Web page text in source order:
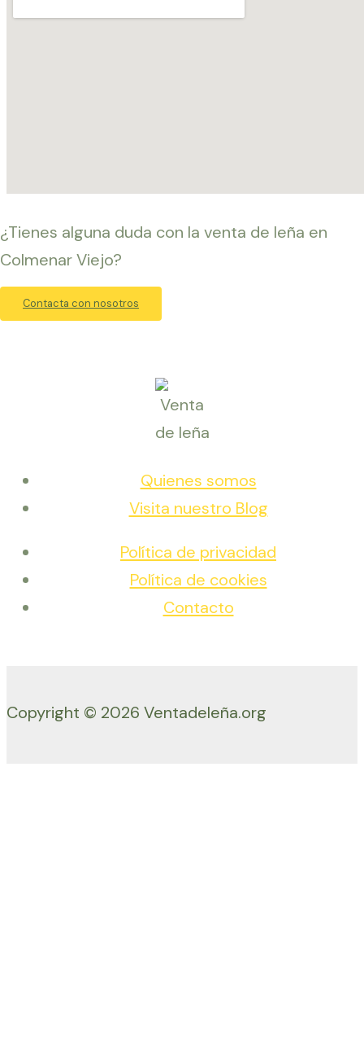
¿Tienes alguna duda con la venta de leña en
Colmenar Viejo?
Contacta con nosotros
Quienes somos
Visita nuestro Blog
Política de privacidad
Política de cookies
Contacto
Copyright © 2026 Ventadeleña.org